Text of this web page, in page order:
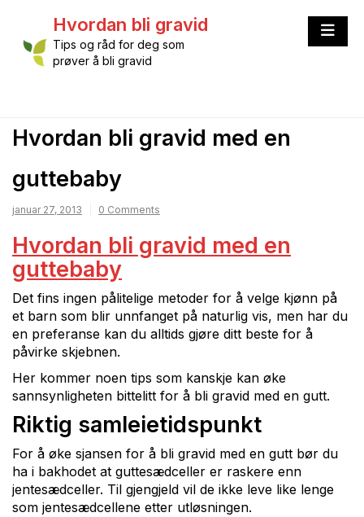
content
Hvordan bli gravid
Tips og råd for deg som
prøver å bli gravid
Hvordan bli gravid med en
guttebaby
januar 27, 2013 0 Comments
Hvordan bli gravid med en
guttebaby
Det fins ingen pålitelige metoder for å velge kjønn på
et barn som blir unnfanget på naturlig vis, men har du
en preferanse kan du alltids gjøre ditt beste for å
påvirke skjebnen.
Her kommer noen tips som kanskje kan øke
sannsynligheten bittelitt for å bli gravid med en gutt.
Riktig samleietidspunkt
For å øke sjansen for å bli gravid med en gutt bør du
ha i bakhodet at guttesædceller er raskere enn
jentesædceller. Til gjengjeld vil de ikke leve like lenge
som jentesædcellene etter utløsningen.